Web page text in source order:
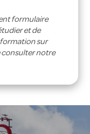
formulaire
et de
sur
consulter notre